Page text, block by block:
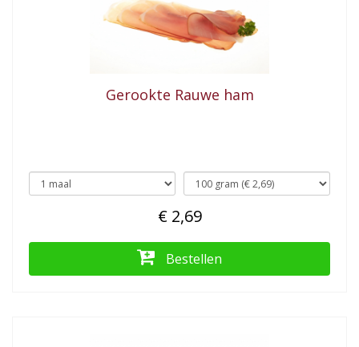
Gerookte Rauwe ham
€ 2,69
Bestellen